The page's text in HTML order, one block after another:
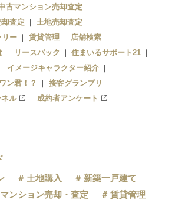
古マンション売却査定
査定
土地売却査定
リー
賃貸管理
店舗検索
リースバック
住まいるサポート21
イメージキャラクター紹介
ン君！？
接客グランプリ
ル
成約者アンケート
土地購入
新築一戸建て
マンション売却・査定
賃貸管理